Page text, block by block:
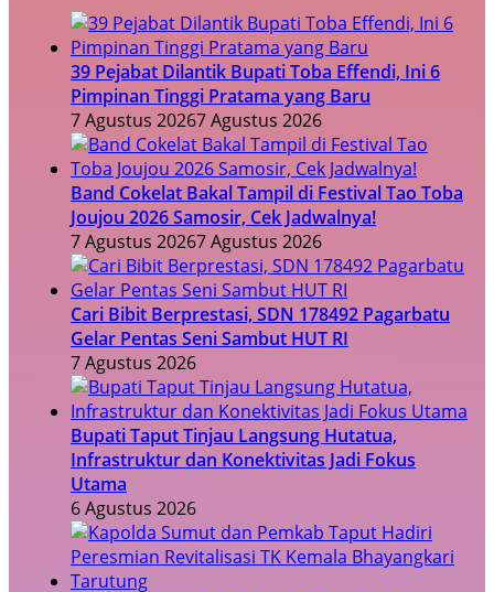
39 Pejabat Dilantik Bupati Toba Effendi, Ini 6
Pimpinan Tinggi Pratama yang Baru
7 Agustus 20267 Agustus 2026
Band Cokelat Bakal Tampil di Festival Tao Toba
Joujou 2026 Samosir, Cek Jadwalnya!
7 Agustus 20267 Agustus 2026
Cari Bibit Berprestasi, SDN 178492 Pagarbatu
Gelar Pentas Seni Sambut HUT RI
7 Agustus 2026
Bupati Taput Tinjau Langsung Hutatua,
Infrastruktur dan Konektivitas Jadi Fokus
Utama
6 Agustus 2026